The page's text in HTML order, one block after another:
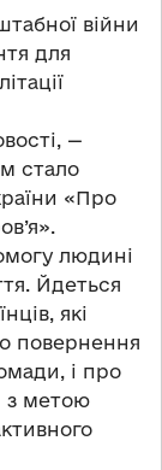
війни
для
—
стало
«Про
людині
Йдеться
які
повернення
і про
з метою